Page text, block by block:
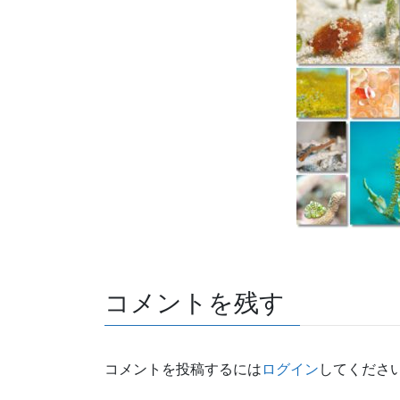
コメントを残す
コメントを投稿するには ログイン してくださ